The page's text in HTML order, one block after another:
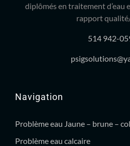
diplômés en traitement d’eau
rapport
514 942-
Navigation
Problème eau Jaune – brune –
Problème eau calcaire